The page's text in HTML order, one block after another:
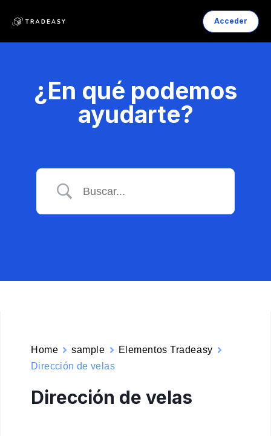
Acceder
¿En qué podemos
ayudarte?
Home sample
Elementos Tradeasy
Dirección de velas
Dirección de velas